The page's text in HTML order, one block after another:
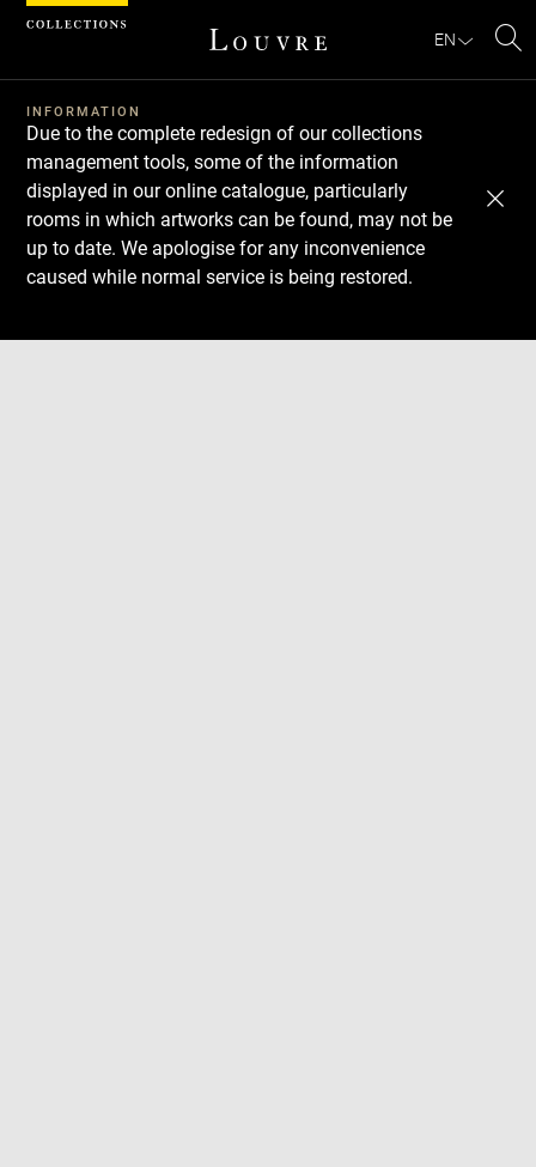
EN
INFORMATION
Due to the complete redesign of our collections
management tools, some of the information
displayed in our online catalogue, particularly
rooms in which artworks can be found, may not be
up to date. We apologise for any inconvenience
caused while normal service is being restored.
Download
Next
Previous
Cookies management panel